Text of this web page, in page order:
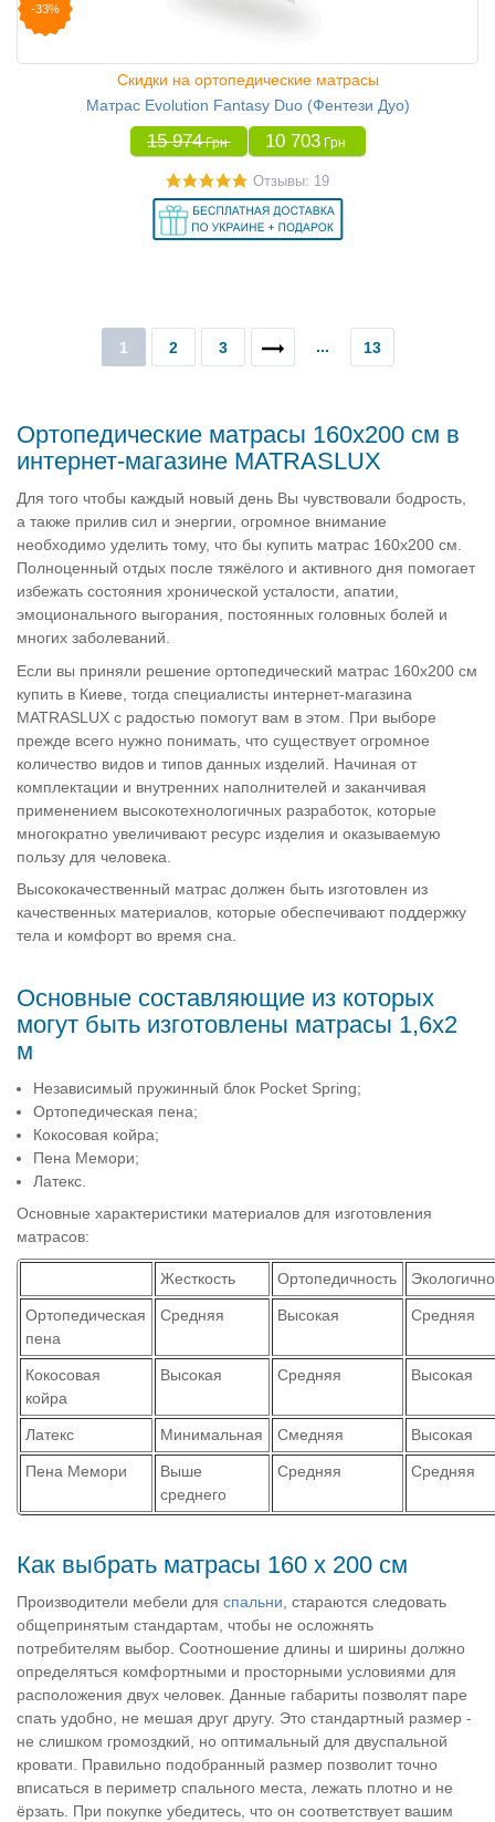
-33%
Скидки на ортопедические матрасы
Матрас Evolution Fantasy Duo (Фентези Дуо)
15 974 Грн 10 703 Грн
Отзывы: 19
1 2 3 ... 13
Ортопедические матрасы 160х200 см в
интернет-магазине MATRASLUX
Для того чтобы каждый новый день Вы чувствовали бодрость,
а также прилив сил и энергии, огромное внимание
необходимо уделить тому, что бы купить матрас 160х200 см.
Полноценный отдых после тяжёлого и активного дня помогает
избежать состояния хронической усталости, апатии,
эмоционального выгорания, постоянных головных болей и
многих заболеваний.
Если вы приняли решение ортопедический матрас 160х200 см
купить в Киеве, тогда специалисты интернет-магазина
MATRASLUX с радостью помогут вам в этом. При выборе
прежде всего нужно понимать, что существует огромное
количество видов и типов данных изделий. Начиная от
комплектации и внутренних наполнителей и заканчивая
применением высокотехнологичных разработок, которые
многократно увеличивают ресурс изделия и оказываемую
пользу для человека.
Высококачественный матрас должен быть изготовлен из
качественных материалов, которые обеспечивают поддержку
тела и комфорт во время сна.
Основные составляющие из которых
могут быть изготовлены матрасы 1,6х2
м
Независимый пружинный блок Pocket Spring;
Ортопедическая пена;
Кокосовая койра;
Пена Мемори;
Латекс.
Основные характеристики материалов для изготовления
матрасов:
Жесткость Ортопедичность
Ортопедическая
пена
Средняя Высокая Средняя
Кокосовая
койра
Высокая Средняя Высокая
Латекс Минимальная Смедняя Высокая
Пена Мемори
Выше
среднего
Средняя Средняя
Как выбрать матрасы 160 х 200 см
Производители мебели для спальни, стараются следовать
общепринятым стандартам, чтобы не осложнять
потребителям выбор. Соотношение длины и ширины должно
определяться комфортными и просторными условиями для
расположения двух человек. Данные габариты позволят паре
спать удобно, не мешая друг другу. Это стандартный размер -
не слишком громоздкий, но оптимальный для двуспальной
кровати. Правильно подобранный размер позволит точно
вписаться в периметр спального места, лежать плотно и не
ёрзать. При покупке убедитесь, что он соответствует вашим